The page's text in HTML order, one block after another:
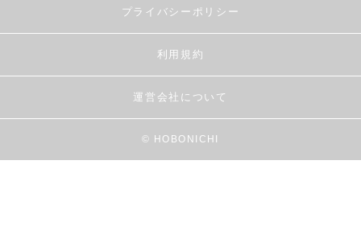
プライバシーポリシー
利用規約
運営会社について
© HOBONICHI